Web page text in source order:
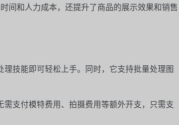
间和人力成本，还提升了商品的展示效果和销售
技能即可轻松上手。同时，它支持批量处理图
支付模特费用、拍摄费用等额外开支，只需支